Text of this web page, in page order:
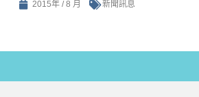
2015年 / 8 月 新聞訊息